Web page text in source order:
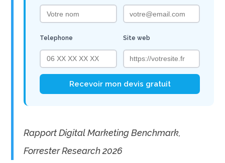
Telephone Site web
Recevoir mon devis gratuit
Rapport Digital Marketing Benchmark,
Forrester Research 2026